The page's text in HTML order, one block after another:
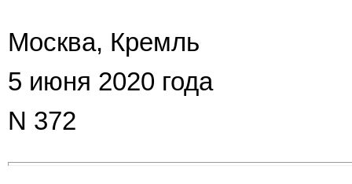
Москва, Кремль
5 июня 2020 года
N 372